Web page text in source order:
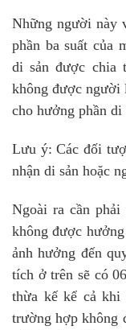
Những người này
phần ba suất của
di sản được chia
không được người
cho hưởng phần di
Lưu ý: Các đối
nhận di sản hoặc
Ngoài ra cần
không được
ảnh hưởng đến
tích ở trên sẽ có
thừa kế kể cả
trường hợp không